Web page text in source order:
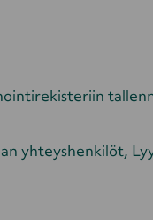
yhteyshenkilöt,